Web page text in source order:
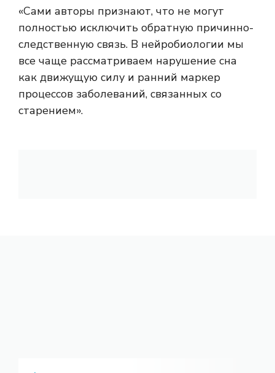
«Сами авторы признают, что не могут
полностью исключить обратную причинно-
следственную связь. В нейробиологии мы
все чаще рассматриваем нарушение сна
как движущую силу и ранний маркер
процессов заболеваний, связанных со
старением».